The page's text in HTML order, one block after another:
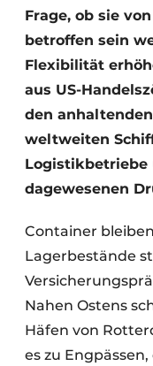
Frage, ob sie
betroffen sein
Flexibilität
aus US-
den
weltweiten
Logistikbetriebe
dagewesenen
Container
Lagerbestände
Nahen Ostens
Häfen von
es zu